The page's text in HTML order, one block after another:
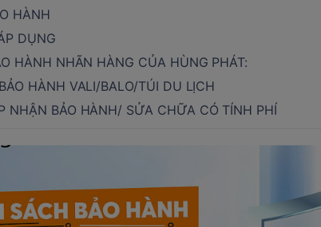
HÀNH
DỤNG
HÀNH NHÃN HÀNG CỦA HÙNG PHÁT:
HÀNH VALI/BALO/TÚI DU LỊCH
NHẬN BẢO HÀNH/ SỬA CHỮA CÓ TÍNH PHÍ